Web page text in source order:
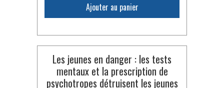
Ajouter au panier
Les jeunes en danger : les tests
mentaux et la prescription de
psychotropes détruisent les jeunes